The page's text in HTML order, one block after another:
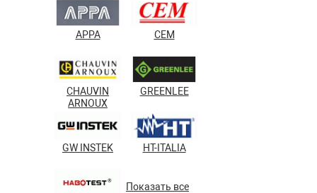
APPA CEM
CHAUVIN
ARNOUX
GREENLEE
GW INSTEK HT-ITALIA
Показать все